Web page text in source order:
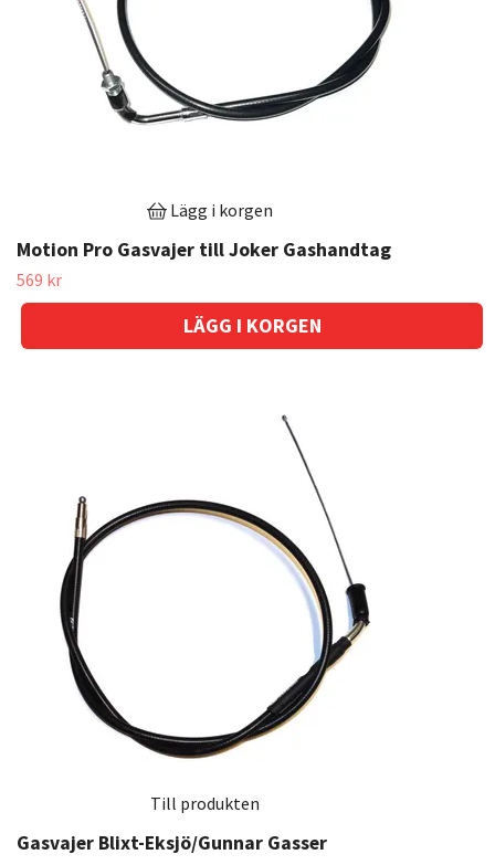
Lägg i korgen
Motion Pro Gasvajer till Joker Gashandtag
569 kr
Till produkten
Gasvajer Blixt-Eksjö/Gunnar Gasser